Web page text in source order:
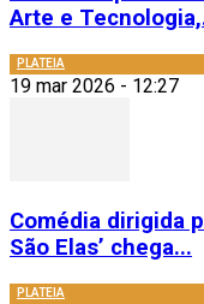
Arte e
PLATEIA
19 mar 2026 - 12:27
Comédia dirigida
São Elas’ chega...
PLATEIA